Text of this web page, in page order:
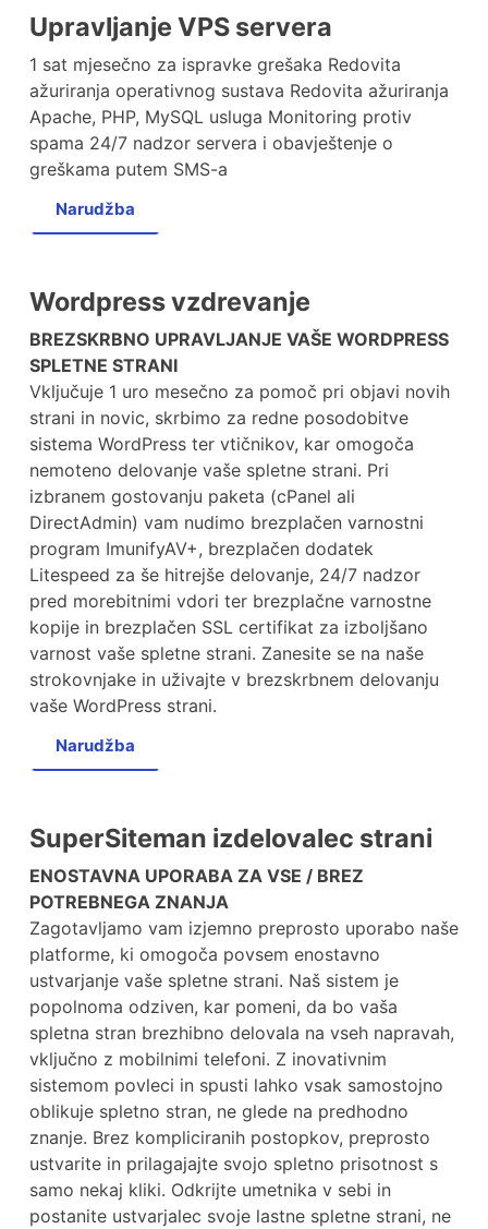
Upravljanje VPS servera
1 sat mjesečno za ispravke grešaka Redovita
ažuriranja operativnog sustava Redovita ažuriranja
Apache, PHP, MySQL usluga Monitoring protiv
spama 24/7 nadzor servera i obavještenje o
greškama putem SMS-a
Narudžba
Wordpress vzdrevanje
BREZSKRBNO UPRAVLJANJE VAŠE WORDPRESS
SPLETNE STRANI
Vključuje 1 uro mesečno za pomoč pri objavi novih
strani in novic, skrbimo za redne posodobitve
sistema WordPress ter vtičnikov, kar omogoča
nemoteno delovanje vaše spletne strani. Pri
izbranem gostovanju paketa (cPanel ali
DirectAdmin) vam nudimo brezplačen varnostni
program ImunifyAV+, brezplačen dodatek
Litespeed za še hitrejše delovanje, 24/7 nadzor
pred morebitnimi vdori ter brezplačne varnostne
kopije in brezplačen SSL certifikat za izboljšano
varnost vaše spletne strani. Zanesite se na naše
strokovnjake in uživajte v brezskrbnem delovanju
vaše WordPress strani.
Narudžba
SuperSiteman izdelovalec strani
ENOSTAVNA UPORABA ZA VSE / BREZ
POTREBNEGA ZNANJA
Zagotavljamo vam izjemno preprosto uporabo naše
platforme, ki omogoča povsem enostavno
ustvarjanje vaše spletne strani. Naš sistem je
popolnoma odziven, kar pomeni, da bo vaša
spletna stran brezhibno delovala na vseh napravah,
vključno z mobilnimi telefoni. Z inovativnim
sistemom povleci in spusti lahko vsak samostojno
oblikuje spletno stran, ne glede na predhodno
znanje. Brez kompliciranih postopkov, preprosto
ustvarite in prilagajajte svojo spletno prisotnost s
samo nekaj kliki. Odkrijte umetnika v sebi in
postanite ustvarjalec svoje lastne spletne strani, ne